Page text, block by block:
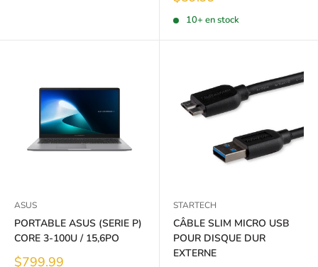
réduit
10+ en stock
ASUS
PORTABLE ASUS (SERIE P)
CORE 3-100U / 15,6PO
Prix
$799.99
STARTECH
CÂBLE SLIM MICRO USB
POUR DISQUE DUR
EXTERNE